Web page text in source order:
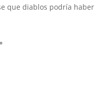
que diablos podría haber